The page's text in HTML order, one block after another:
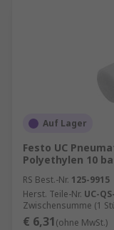
Auf Lager
Festo UC
Polyethylen 10
RS Best.-Nr. 125-9915
Herst. Teile-Nr. UC-
Zwischensumme (1
€ 6,31(ohne MwSt.)